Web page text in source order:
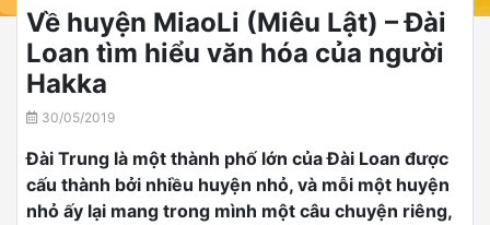
Về huyện MiaoLi (Miêu Lật) – Đài
Loan tìm hiểu văn hóa của người
Hakka
30/05/2019
Đài Trung là một thành phố lớn của Đài Loan được
cấu thành bởi nhiều huyện nhỏ, và mỗi một huyện
nhỏ ấy lại mang trong mình một câu chuyện riêng,